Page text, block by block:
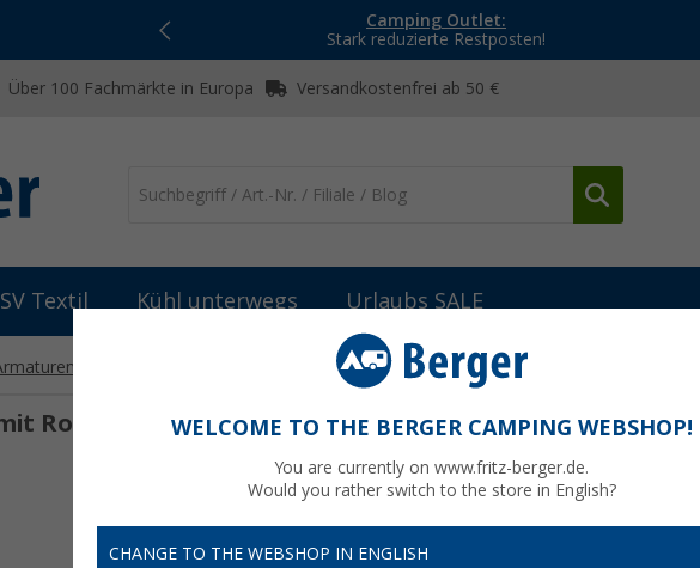
Camping Outlet:
Stark reduzierte Restposten!
Über 100 Fachmärkte in Europa Versandkostenfrei ab 50 €
Textil Kühl unterwegs Urlaubs SALE
Comet Duschauslauf mit Rohrknie Serie Capri Kompakt
Rohrknie Serie Capri Kompakt 16 cm chrom
bisher
WELCOME TO THE BERGER CAMPING WEBSHOP!
You are currently on www.fritz-berger.de.
Would you rather switch to the store in English?
CHANGE TO THE WEBSHOP IN ENGLISH